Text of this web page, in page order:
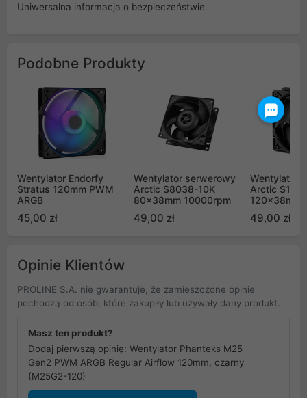
Uniwersalna informacja o bezpieczeństwie
Podobne Produkty
Wentylator Endorfy
Stratus 120mm PWM
ARGB
45,00 zł
Wentylator serwerowy
Arctic S8038-10K
80x38mm 10000rpm
49,00 zł
Wentylator
Arctic
120x38mm
49,00 zł
Opinie Klientów
PROLINE S.A. nie gwarantuje, że zamieszczone opinie
pochodzą od osób, które zakupiły lub używały dany produkt.
Masz ten produkt?
Dodaj pierwszą opinię: Wentylator Phanteks M25
Gen2 PWM ARGB Regular Airflow 120mm, czarny
(M25G2-120)